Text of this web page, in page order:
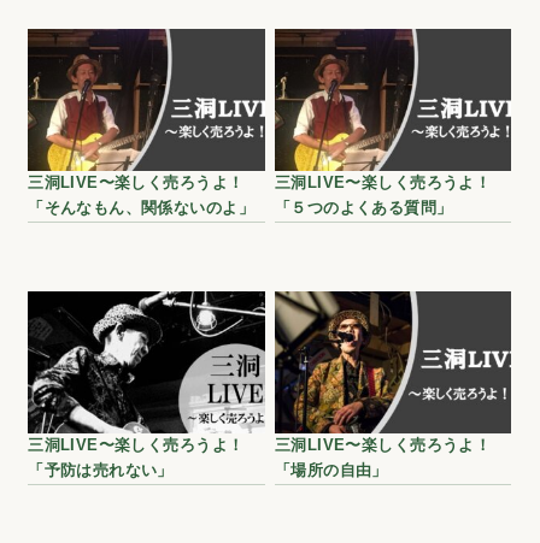
三洞LIVE〜楽しく売ろうよ！
「そんなもん、関係ないのよ」
三洞LIVE〜楽しく売ろうよ！
「５つのよくある質問」
三洞LIVE〜楽しく売ろうよ！
「予防は売れない」
三洞LIVE〜楽しく売ろうよ！
「場所の自由」